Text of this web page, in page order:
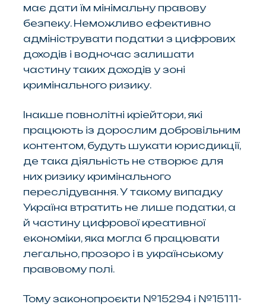
має дати їм мінімальну правову
безпеку. Неможливо ефективно
адмініструвати податки з цифрових
доходів і водночас залишати
частину таких доходів у зоні
кримінального ризику.
Інакше повнолітні кріейтори, які
працюють із дорослим добровільним
контентом, будуть шукати юрисдикції,
де така діяльність не створює для
них ризику кримінального
переслідування. У такому випадку
Україна втратить не лише податки, а
й частину цифрової креативної
економіки, яка могла б працювати
легально, прозоро і в українському
правовому полі.
Тому законопроєкти №15294 і №15111-